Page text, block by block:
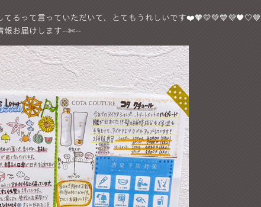
てるって言っていただいて、とてもうれしいです❤️🧡💛💚💙💜🖤🤍🤎
報お届けします--✄--